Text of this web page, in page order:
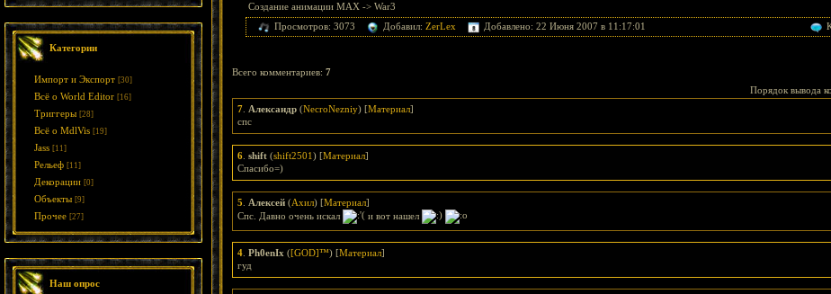
Категории
Импорт и Экспорт [30]
Всё о World Editor [16]
Триггеры [28]
Всё о MdlVis [19]
Jass [11]
Рельеф [11]
Декорации [0]
Объекты [9]
Прочее [27]
Наш опрос
Создание анимации MAX -> War3
Просмотров: 3073
Добавил: ZerLex Добавлено: 22 Июня 2007 в 11:17:01
Всего комментариев: 7
Порядок вывода
7 Александр (NecroNezniy) [Материал]
спс
6 shift (shift2501) [Материал]
Спасибо=)
5 Алексей (Ахил) [Материал]
Спс. Давно очень искал
и вот нашел
4 Ph0enIx ([GOD]™) [Материал]
гуд